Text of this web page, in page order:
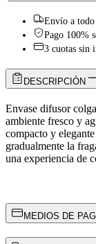
Envío a
Pago 100%
3 cuotas sin
DESCRIPCIÓN
Envase difusor
ambiente fresco y
compacto y
gradualmente la
una experiencia de
MEDIOS DE